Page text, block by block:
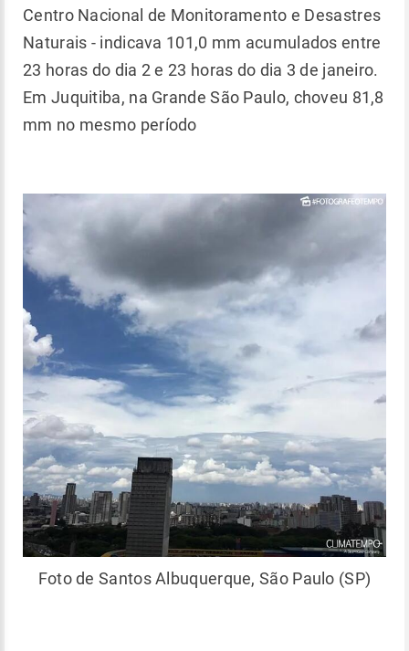
Centro Nacional de Monitoramento e Desastres
Naturais - indicava 101,0 mm acumulados entre
23 horas do dia 2 e 23 horas do dia 3 de janeiro.
Em Juquitiba, na Grande São Paulo, choveu 81,8
mm no mesmo período
Foto de Santos Albuquerque, São Paulo (SP)